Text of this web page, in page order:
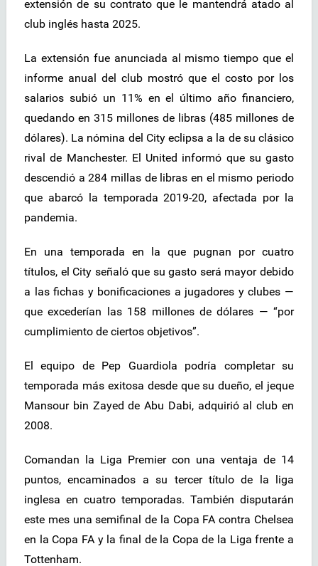
extensión de su contrato que le mantendrá atado al
club inglés hasta 2025.
La extensión fue anunciada al mismo tiempo que el
informe anual del club mostró que el costo por los
salarios subió un 11% en el último año financiero,
quedando en 315 millones de libras (485 millones de
dólares). La nómina del City eclipsa a la de su clásico
rival de Manchester. El United informó que su gasto
descendió a 284 millas de libras en el mismo periodo
que abarcó la temporada 2019-20, afectada por la
pandemia.
En una temporada en la que pugnan por cuatro
títulos, el City señaló que su gasto será mayor debido
a las fichas y bonificaciones a jugadores y clubes —
que excederían las 158 millones de dólares — “por
cumplimiento de ciertos objetivos”.
El equipo de Pep Guardiola podría completar su
temporada más exitosa desde que su dueño, el jeque
Mansour bin Zayed de Abu Dabi, adquirió al club en
2008.
Comandan la Liga Premier con una ventaja de 14
puntos, encaminados a su tercer título de la liga
inglesa en cuatro temporadas. También disputarán
este mes una semifinal de la Copa FA contra Chelsea
en la Copa FA y la final de la Copa de la Liga frente a
Tottenham.